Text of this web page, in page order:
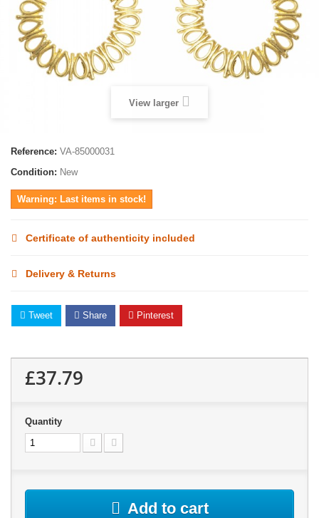
View larger
Reference: VA-85000031
Condition: New
Warning: Last items in stock!
Certificate of authenticity included
Delivery & Returns
Tweet Share Pinterest
£37.79
Quantity
Add to cart